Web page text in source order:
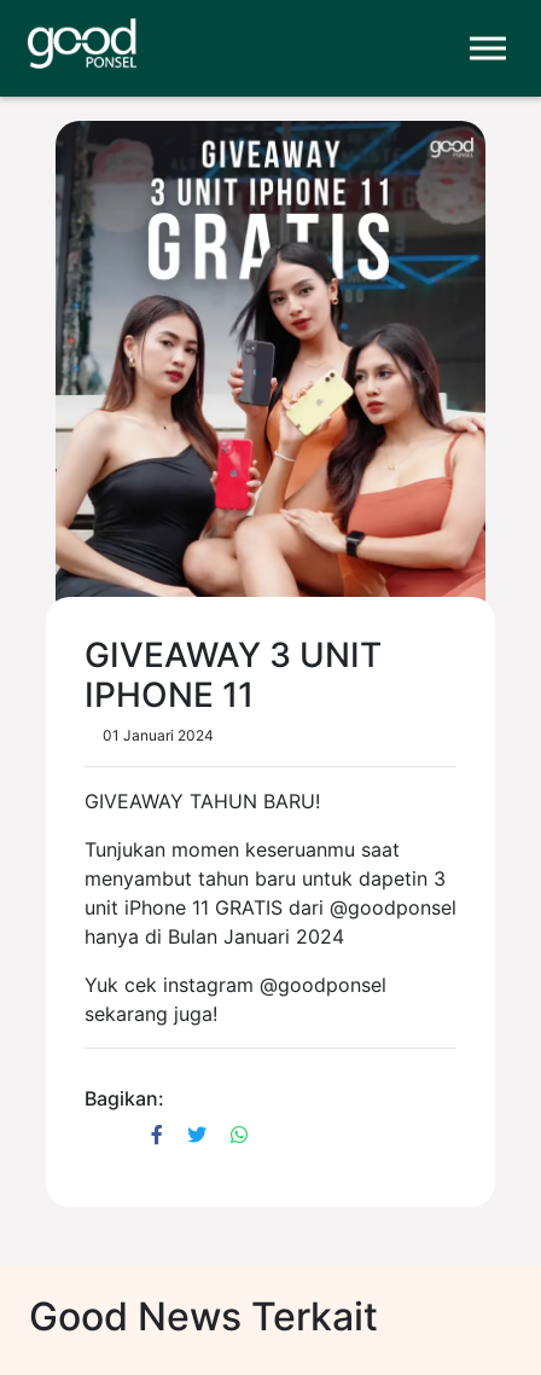
GIVEAWAY 3 UNIT
IPHONE 11
01 Januari 2024
GIVEAWAY TAHUN BARU!
Tunjukan momen keseruanmu saat
menyambut tahun baru untuk dapetin 3
unit iPhone 11 GRATIS dari @goodponsel
hanya di Bulan Januari 2024
Yuk cek instagram @goodponsel
sekarang juga!
Bagikan:
Good News Terkait